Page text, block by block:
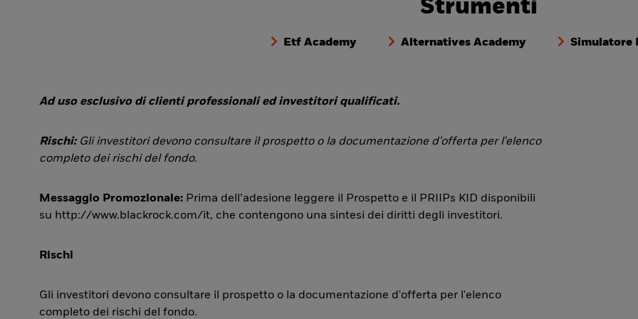
Strumenti
Etf Academy Alternatives Academy Simulatore
Ad uso esclusivo di clienti professionali ed investitori qualificati.
Rischi: Gli investitori devono consultare il prospetto o la documentazione d'offerta per l'elenco
completo dei rischi del fondo.
Messaggio Promozionale: Prima dell’adesione leggere il Prospetto e il PRIIPs KID disponibili
su http://www.blackrock.com/it, che contengono una sintesi dei diritti degli investitori.
Rischi
Gli investitori devono consultare il prospetto o la documentazione d'offerta per l'elenco
completo dei rischi del fondo.